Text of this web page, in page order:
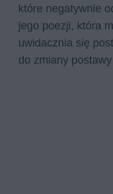
które negatywnie
jego poezji, która
uwidacznia się
do zmiany